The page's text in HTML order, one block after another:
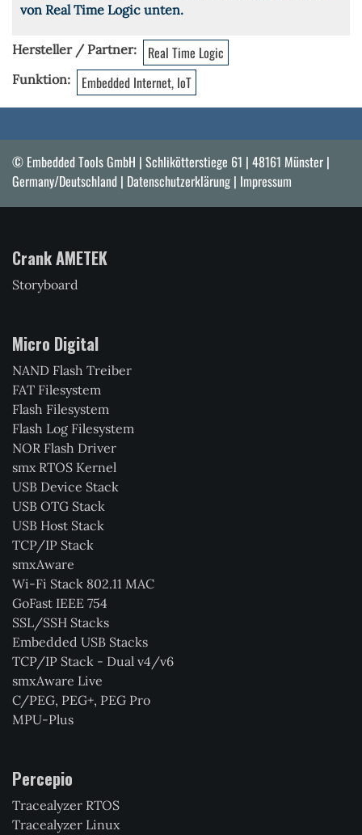
von Real Time Logic unten.
Hersteller / Partner Real Time Logic
Funktion Embedded Internet, IoT
© Embedded Tools GmbH | Schlikötterstiege 61 | 48161 Münster |
Germany/Deutschland | Datenschutzerklärung | Impressum
Crank AMETEK
Storyboard
Micro Digital
NAND Flash Treiber
FAT Filesystem
Flash Filesystem
Flash Log Filesystem
NOR Flash Driver
smx RTOS Kernel
USB Device Stack
USB OTG Stack
USB Host Stack
TCP/IP Stack
smxAware
Wi-Fi Stack 802.11 MAC
GoFast IEEE 754
SSL/SSH Stacks
Embedded USB Stacks
TCP/IP Stack - Dual v4/v6
smxAware Live
C/PEG, PEG+, PEG Pro
MPU-Plus
Percepio
Tracealyzer RTOS
Tracealyzer Linux